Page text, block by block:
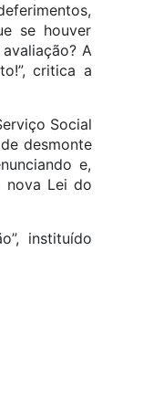
se houver
A
critica a
Social
desmonte
e,
nova Lei do
instituído